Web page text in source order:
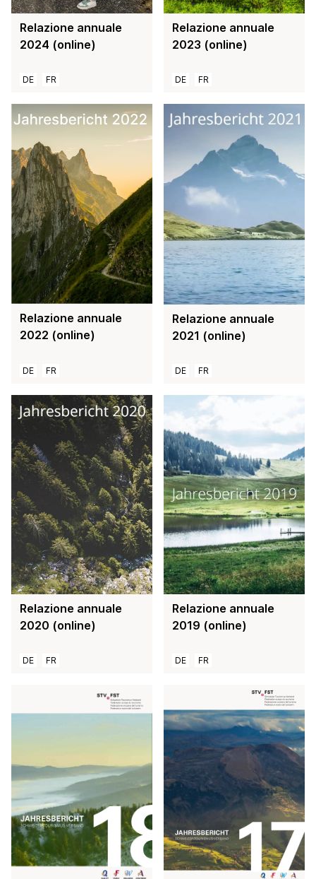
Relazione annuale
2024 (online)
DE FR
Relazione annuale
2023 (online)
DE FR
Relazione annuale
2022 (online)
DE FR
Relazione annuale
2021 (online)
DE FR
Relazione annuale
2020 (online)
DE FR
Relazione annuale
2019 (online)
DE FR